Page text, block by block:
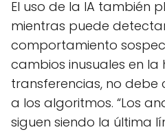
El uso de la IA también
mientras puede
comportamiento
cambios inusuales en la
transferencias, no
a los algoritmos. “Los
siguen siendo la última